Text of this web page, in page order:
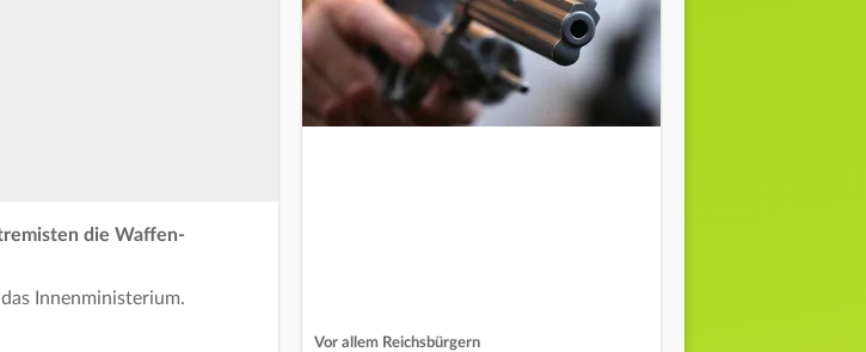
die Waffen-
Innenministerium.
Vor allem Reichsbürgern